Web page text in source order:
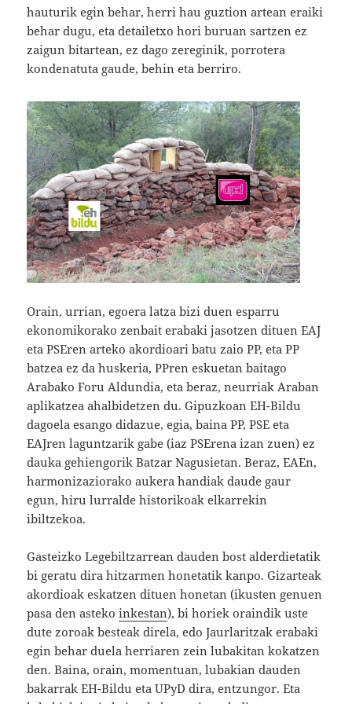
hauturik egin behar, herri hau guztion artean eraiki
behar dugu, eta detailetxo hori buruan sartzen ez
zaigun bitartean, ez dago zereginik, porrotera
kondenatuta gaude, behin eta berriro.
Orain, urrian, egoera latza bizi duen esparru
ekonomikorako zenbait erabaki jasotzen dituen EAJ
eta PSEren arteko akordioari batu zaio PP, eta PP
batzea ez da huskeria, PPren eskuetan baitago
Arabako Foru Aldundia, eta beraz, neurriak Araban
aplikatzea ahalbidetzen du. Gipuzkoan EH-Bildu
dagoela esango didazue, egia, baina PP, PSE eta
EAJren laguntzarik gabe (iaz PSErena izan zuen) ez
dauka gehiengorik Batzar Nagusietan. Beraz, EAEn,
harmonizaziorako aukera handiak daude gaur
egun, hiru lurralde historikoak elkarrekin
ibiltzekoa.
Gasteizko Legebiltzarrean dauden bost alderdietatik
bi geratu dira hitzarmen honetatik kanpo. Gizarteak
akordioak eskatzen dituen honetan (ikusten genuen
pasa den astekoinkestan), bi horiek oraindik uste
dute zoroak besteak direla, edo Jaurlaritzak erabaki
egin behar duela herriaren zein lubakitan kokatzen
den. Baina, orain, momentuan, lubakian dauden
bakarrak EH-Bildu eta UPyD dira, entzungor. Eta